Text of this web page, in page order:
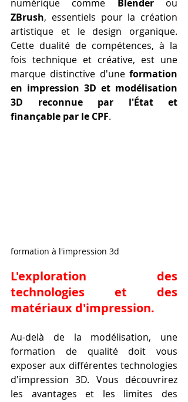
numérique comme Blender
ZBrush, essentiels pour la création
artistique et le design organique.
Cette dualité de compétences, à la
fois technique et créative, est une
marque distinctive d'une formation
en impression 3D et modélisation
3D reconnue par l'État et
finançable par le CPF.
formation à l'impression 3d
L'exploration des
technologies et des
matériaux d'impression.
Au-delà de la modélisation, une
formation de qualité doit vous
exposer aux différentes technologies
d'impression 3D. Vous découvrirez
les avantages et les limites des